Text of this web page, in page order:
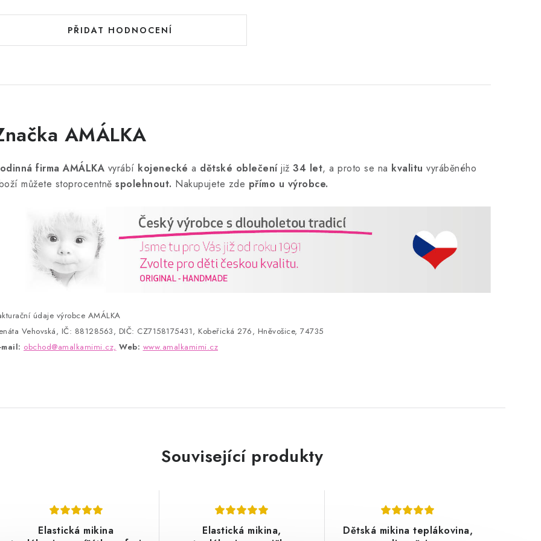
PŘIDAT HODNOCENÍ
AMÁLKA
firma AMÁLKA vyrábí kojenecké a dětské oblečeníjiž 34 let, a proto se na kvalitu vyráběného
můžete stoprocentně spolehnout. Nakupujete zde přímo u výrobce.
údaje výrobce AMÁLKA
Vehovská, IČ: 88128563, DIČ: CZ7158175431, Kobeřická 276, Hněvošice, 74735
obchod@amalkamimi.cz, Web: www.amalkamimi.cz
Související produkty
Elastická mikina
Elastická mikina,
Dětská mikina teplákovina,